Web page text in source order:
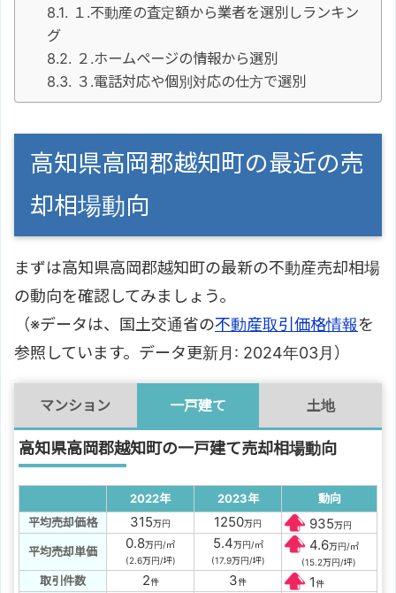
１.不動産の査定額から業者を選別しランキン
グ
２.ホームページの情報から選別
３.電話対応や個別対応の仕方で選別
高知県高岡郡越知町の最近の売
却相場動向
まずは高知県高岡郡越知町の最新の不動産売却相場
の動向を確認してみましょう。
（※データは、国土交通省の不動産取引価格情報を
参照しています。データ更新月: 2024年03月）
マンション 一戸建て 土地
高知県高岡郡越知町の一戸建て売却相場動向
2022年 2023年
動向
平均売却価格
315万円 1250万円 935万円
平均売却単価 0.8万円/㎡
(2.6万円/坪)
5.4万円/㎡
(17.9万円/坪)
4.6万円/㎡
(15.2万円/坪)
取引件数 2件 3件 1件